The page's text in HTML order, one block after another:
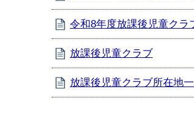
令和8年度放課後児童クラ
放課後児童クラブ
放課後児童クラブ所在地